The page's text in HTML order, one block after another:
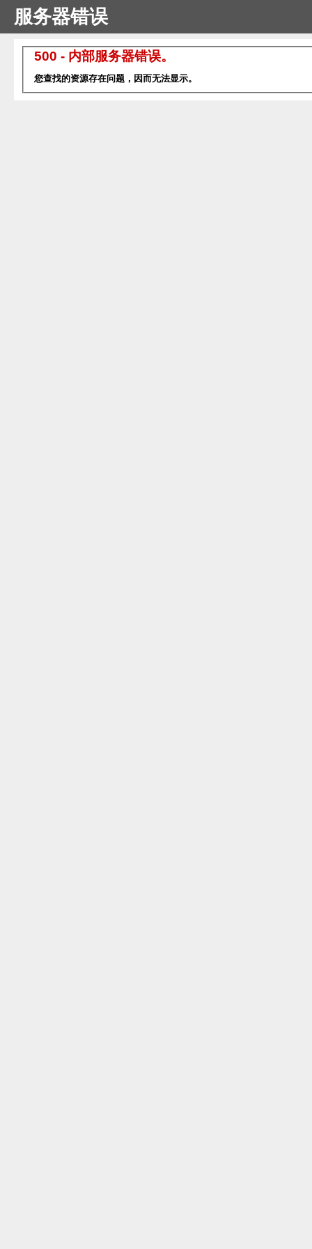
服务器错误
500 - 内部服务器错误。
您查找的资源存在问题，因而无法显示。